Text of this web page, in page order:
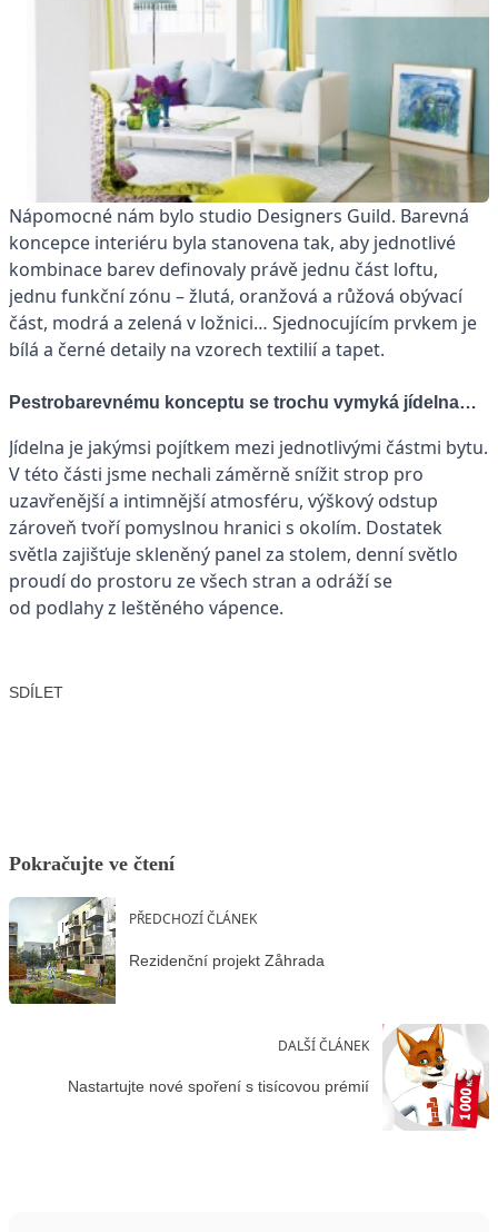
Nápomocné nám bylo studio Designers Guild. Barevná
koncepce interiéru byla stanovena tak, aby jednotlivé
kombinace barev definovaly právě jednu část loftu,
jednu funkční zónu – žlutá, oranžová a růžová obývací
část, modrá a zelená v ložnici… Sjednocujícím prvkem je
bílá a černé detaily na vzorech textilií a tapet.
Pestrobarevnému konceptu se trochu vymyká jídelna…
Jídelna je jakýmsi pojítkem mezi jednotlivými částmi bytu.
V této části jsme nechali záměrně snížit strop pro
uzavřenější a intimnější atmosféru, výškový odstup
zároveň tvoří pomyslnou hranici s okolím. Dostatek
světla zajišťuje skleněný panel za stolem, denní světlo
proudí do prostoru ze všech stran a odráží se
od podlahy z leštěného vápence.
SDÍLET
Pokračujte ve čtení
PŘEDCHOZÍ ČLÁNEK
Rezidenční projekt Zåhrada
DALŠÍ ČLÁNEK
Nastartujte nové spoření s tisícovou prémií